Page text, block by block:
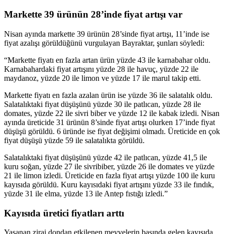
Markette 39 ürünün 28’inde fiyat artışı var
Nisan ayında markette 39 ürünün 28’sinde fiyat artışı, 11’inde ise
fiyat azalışı görüldüğünü vurgulayan Bayraktar, şunları söyledi:
“Markette fiyatı en fazla artan ürün yüzde 43 ile karnabahar oldu.
Karnabahardaki fiyat artışını yüzde 28 ile havuç, yüzde 22 ile
maydanoz, yüzde 20 ile limon ve yüzde 17 ile marul takip etti.
Markette fiyatı en fazla azalan ürün ise yüzde 36 ile salatalık oldu.
Salatalıktaki fiyat düşüşünü yüzde 30 ile patlıcan, yüzde 28 ile
domates, yüzde 22 ile sivri biber ve yüzde 12 ile kabak izledi. Nisan
ayında üreticide 31 ürünün 8’sinde fiyat artışı olurken 17’inde fiyat
düşüşü görüldü. 6 üründe ise fiyat değişimi olmadı. Üreticide en çok
fiyat düşüşü yüzde 59 ile salatalıkta görüldü.
Salatalıktaki fiyat düşüşünü yüzde 42 ile patlıcan, yüzde 41,5 ile
kuru soğan, yüzde 27 ile sivribiber, yüzde 26 ile domates ve yüzde
21 ile limon izledi. Üreticide en fazla fiyat artışı yüzde 100 ile kuru
kayısıda görüldü. Kuru kayısıdaki fiyat artışını yüzde 33 ile fındık,
yüzde 31 ile elma, yüzde 13 ile Antep fıstığı izledi.”
Kayısıda üretici fiyatları arttı